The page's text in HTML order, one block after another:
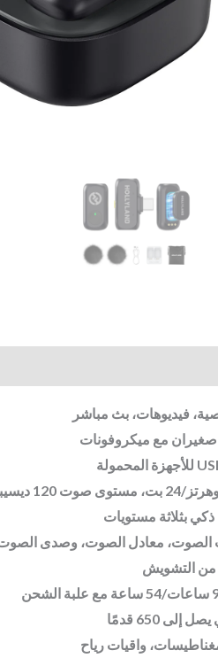
فيديوهات، بث مباشر
صغيران مع ميكروفونات
بثلاثة مستويات
معادل الصوت، وصدى الصوت
من التشويش
650 قدمًا
واقيات رياح